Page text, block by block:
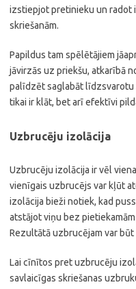
izstiepjot pretinieku un radot
skriešanām.
Papildus tam spēlētājiem
jāvirzās uz priekšu, atkarībā
palīdzēt saglabāt līdzsvarotu
tikai ir klāt, bet arī efektīvi
Uzbrucēju izolācija
Uzbrucēju izolācija ir vēl
vienīgais uzbrucējs var kļūt
izolācija bieži notiek, kad
atstājot viņu bez
Rezultātā uzbrucējam var
Lai cīnītos pret uzbrucēju
savlaicīgas skriešanas